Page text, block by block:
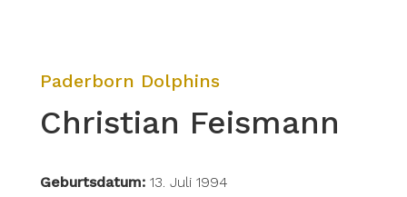
Paderborn Dolphins
Christian Feismann
Geburtsdatum: 13. Juli 1994